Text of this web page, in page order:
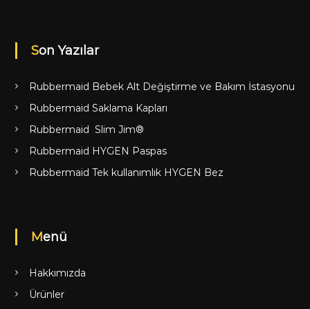
Son Yazılar
Rubbermaid Bebek Alt Değiştirme ve Bakım İstasyonu
Rubbermaid Saklama Kapları
Rubbermaid Slim Jim®
Rubbermaid HYGEN Paspas
Rubbermaid Tek kullanımlık HYGEN Bez
Menü
Hakkımızda
Ürünler